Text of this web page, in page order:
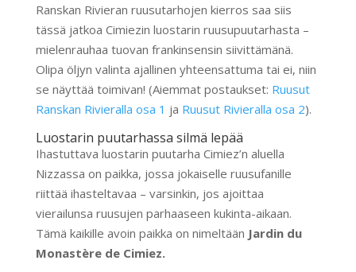
Ranskan Rivieran ruusutarhojen kierros saa siis
tässä jatkoa Cimiezin luostarin ruusupuutarhasta –
mielenrauhaa tuovan frankinsensin siivittämänä.
Olipa öljyn valinta ajallinen yhteensattuma tai ei, niin
se näyttää toimivan! (Aiemmat postaukset: Ruusut
Ranskan Rivieralla osa 1 ja Ruusut Rivieralla osa 2).
Luostarin puutarhassa silmä lepää
Ihastuttava luostarin puutarha Cimiez’n aluella
Nizzassa on paikka, jossa jokaiselle ruusufanille
riittää ihasteltavaa – varsinkin, jos ajoittaa
vierailunsa ruusujen parhaaseen kukinta-aikaan.
Tämä kaikille avoin paikka on nimeltään Jardin du
Monastère de Cimiez.